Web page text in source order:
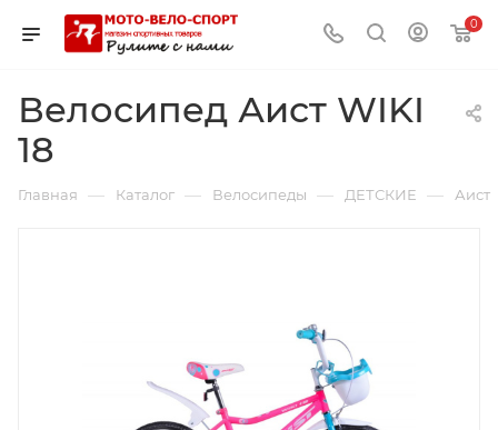
0
Велосипед Аист WIKI
18
Главная — Каталог — Велосипеды — ДЕТСКИЕ — Аист